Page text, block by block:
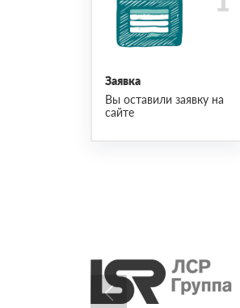
Заявка
Вы оставили заявку на
сайте